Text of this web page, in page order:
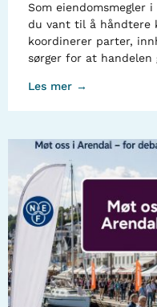
Som eiendomsmegler
du vant til å håndtere
koordinerer parter,
sørger for at handelen
Les mer →